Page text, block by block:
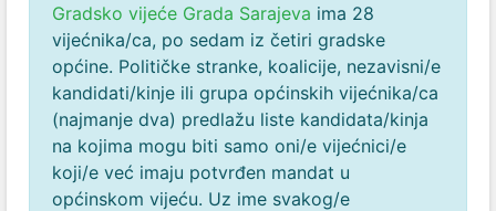
Gradsko vijeće Grada Sarajeva ima 28
vijećnika/ca, po sedam iz četiri gradske
općine. Političke stranke, koalicije, nezavisni/e
kandidati/kinje ili grupa općinskih vijećnika/ca
(najmanje dva) predlažu liste kandidata/kinja
na kojima mogu biti samo oni/e vijećnici/e
koji/e već imaju potvrđen mandat u
općinskom vijeću. Uz ime svakog/e